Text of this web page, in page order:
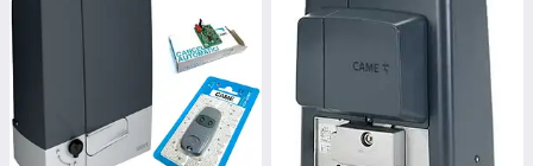
Сучасні технології для ваших воріт
Системи автоматики від світових брендів
Nice, Came, Faac, BFT, AnMotors,